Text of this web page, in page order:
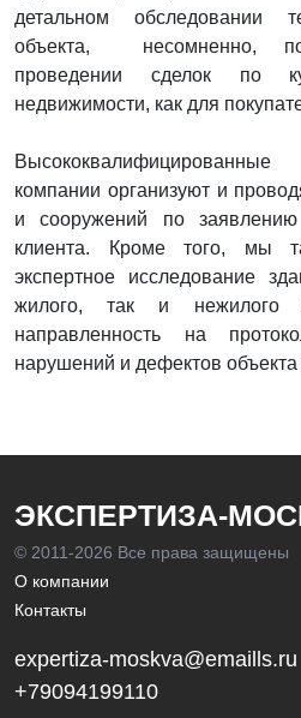
детальном обследовании
объекта, несомненно,
проведении сделок по
недвижимости, как для
компании организуют и
и сооружений по
клиента. Кроме того, мы
экспертное исследование
жилого, так и нежилого
направленность на
нарушений и дефектов объекта
ЭКСПЕРТИЗА-
© 2011-2026 Все права защищены
О компании
Контакты
expertiza-moskva@emaills.ru
+79094199110